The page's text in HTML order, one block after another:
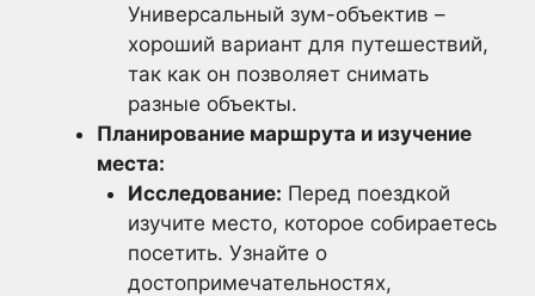
Универсальный зум-объектив –
хороший вариант для путешествий,
так как он позволяет снимать
разные объекты.
Планирование маршрута и изучение
места:
Исследование: Перед поездкой
изучите место, которое собираетесь
посетить. Узнайте о
достопримечательностях,